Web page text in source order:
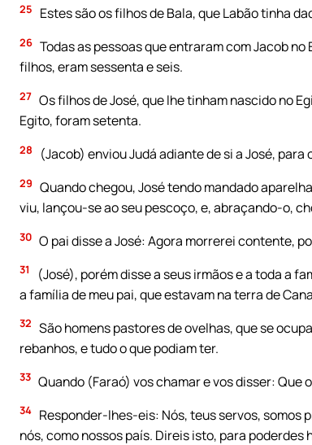
25 Estes são os filhos de Bala, que Labão tinha
26 Todas as pessoas que entraram com Jacob
filhos, eram sessenta e seis.
27 Os filhos de José, que lhe tinham nascido no
Egito, foram setenta.
28 (Jacob) enviou Judá adiante de si a José,
29 Quando chegou, José tendo mandado
viu, lançou-se ao seu pescoço, e, abraçando-o,
30 O pai disse a José: Agora morrerei contente,
31
(José), porém disse a seus irmãos e a toda a
a família de meu pai, que estavam na terra de
32 São homens pastores de ovelhas, que se
rebanhos, e tudo o que podiam ter.
33 Quando (Faraó) vos chamar e vos disser: Que
34 Responder-lhes-eis: Nós, teus servos, somos
nós, como nossos país. Direis isto, para